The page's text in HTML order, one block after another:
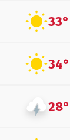
33°
34°
28°